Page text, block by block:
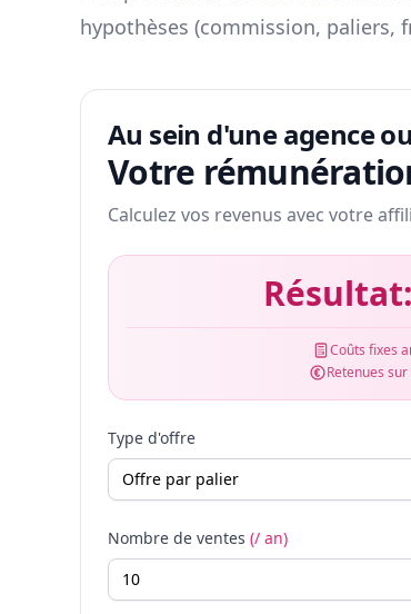
hypothèses (commission,
Au sein d'une agence
Votre
Calculez vos revenus avec votre
Résultat:
Coûts fixes
Retenues
Type d'offre
Nombre de ventes (/ an)